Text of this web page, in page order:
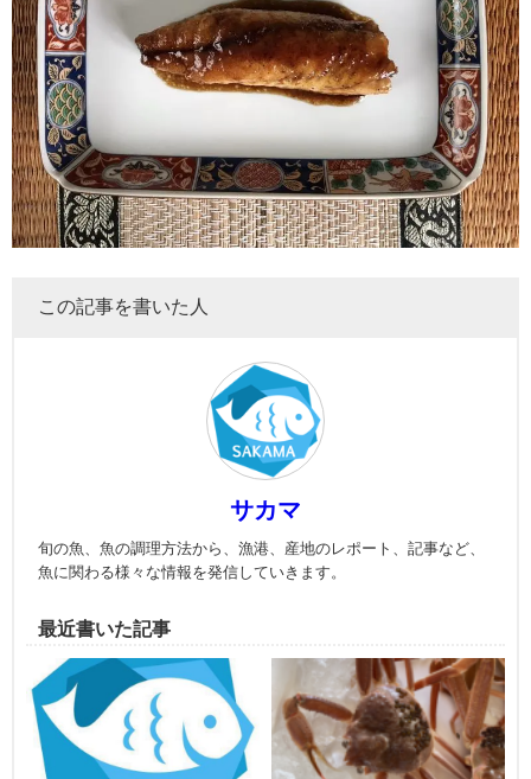
この記事を書いた人
サカマ
旬の魚、魚の調理方法から、漁港、産地のレポート、記事など、
魚に関わる様々な情報を発信していきます。
最近書いた記事